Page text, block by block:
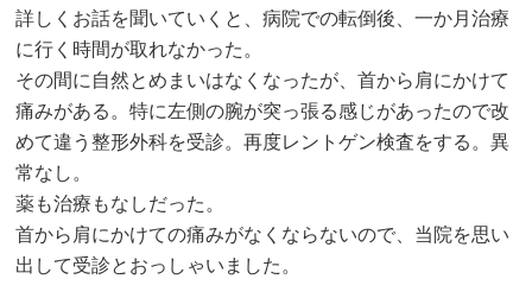
詳しくお話を聞いていくと、病院での転倒後、一か月治療
に行く時間が取れなかった。
その間に自然とめまいはなくなったが、首から肩にかけて
痛みがある。特に左側の腕が突っ張る感じがあったので改
めて違う整形外科を受診。再度レントゲン検査をする。異
常なし。
薬も治療もなしだった。
首から肩にかけての痛みがなくならないので、当院を思い
出して受診とおっしゃいました。